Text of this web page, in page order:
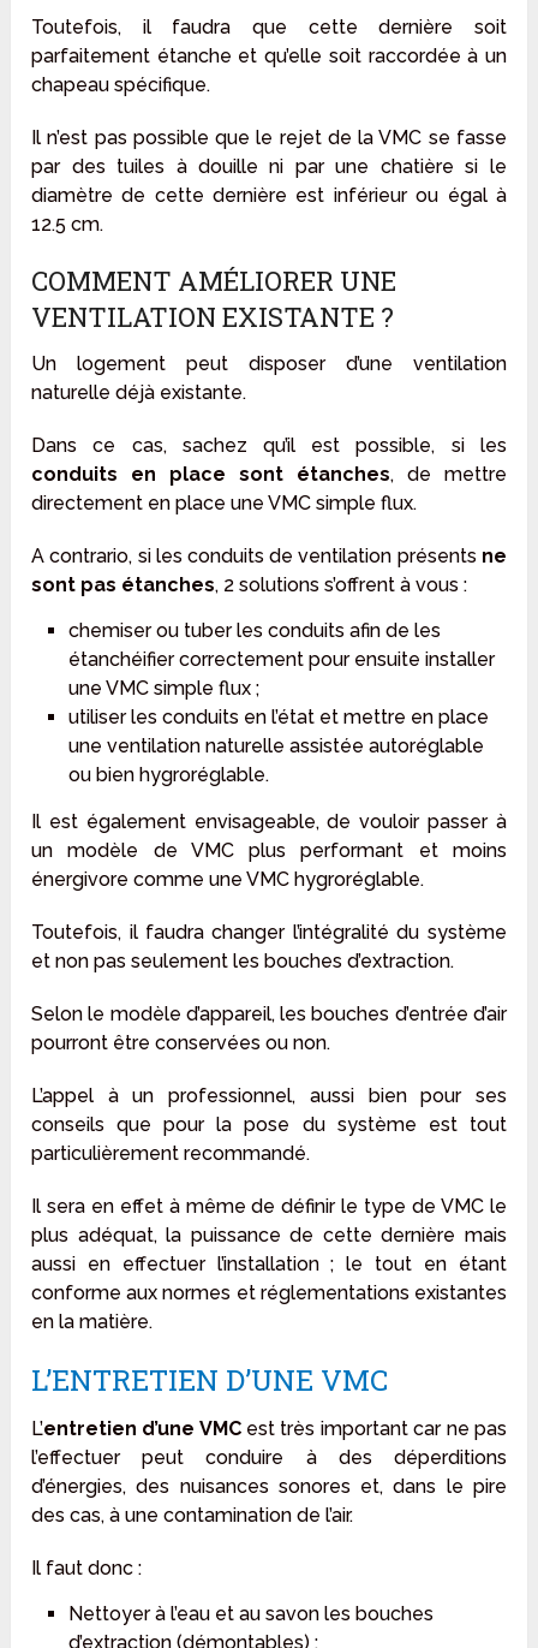
Toutefois, il faudra que cette dernière soit
parfaitement étanche et qu’elle soit raccordée à un
chapeau spécifique.
Il n’est pas possible que le rejet de la VMC se fasse
par des tuiles à douille ni par une chatière si le
diamètre de cette dernière est inférieur ou égal à
12.5 cm.
COMMENT AMÉLIORER UNE
VENTILATION EXISTANTE ?
Un logement peut disposer d’une ventilation
naturelle déjà existante.
Dans ce cas, sachez qu’il est possible, si les
conduits en place sont étanches, de mettre
directement en place une VMC simple flux.
A contrario, si les conduits de ventilation présents ne
sont pas étanches, 2 solutions s’offrent à vous :
chemiser ou tuber les conduits afin de les
étanchéifier correctement pour ensuite installer
une VMC simple flux ;
utiliser les conduits en l’état et mettre en place
une ventilation naturelle assistée autoréglable
ou bien hygroréglable.
Il est également envisageable, de vouloir passer à
un modèle de VMC plus performant et moins
énergivore comme une VMC hygroréglable.
Toutefois, il faudra changer l’intégralité du système
et non pas seulement les bouches d’extraction.
Selon le modèle d’appareil, les bouches d’entrée d’air
pourront être conservées ou non.
L’appel à un professionnel, aussi bien pour ses
conseils que pour la pose du système est tout
particulièrement recommandé.
Il sera en effet à même de définir le type de VMC le
plus adéquat, la puissance de cette dernière mais
aussi en effectuer l’installation ; le tout en étant
conforme aux normes et réglementations existantes
en la matière.
L’ENTRETIEN D’UNE VMC
L’entretien d’une VMCest très important car ne pas
l’effectuer peut conduire à des déperditions
d’énergies, des nuisances sonores et, dans le pire
des cas, à une contamination de l’air.
Il faut donc :
Nettoyer à l’eau et au savon les bouches
d’extraction (démontables) ;